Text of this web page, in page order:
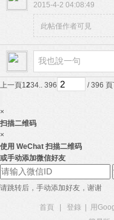
2015-4-2 04:08:49
此帖僅作者可見
上一頁1234.. 396 / 396 頁
×
扫描二维码
×
使用 WeChat 扫描二维码
或手动添加微信好友
请跳转后，手动添加好友，谢谢
首頁 登錄 用